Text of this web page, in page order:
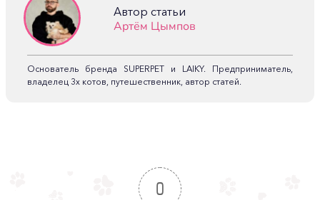
Автор статьи
Артём Цымпов
Основатель бренда SUPERPET и LAIKY. Предприниматель,
владелец 3х котов, путешественник, автор статей.
0